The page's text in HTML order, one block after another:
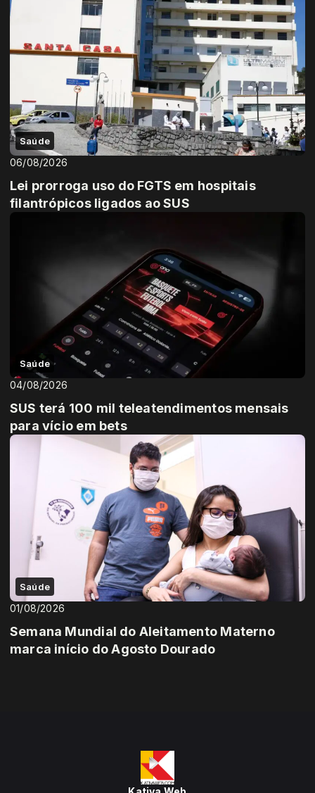
Saúde
06/08/2026
Lei prorroga uso do FGTS em hospitais
filantrópicos ligados ao SUS
Saúde
04/08/2026
SUS terá 100 mil teleatendimentos mensais
para vício em bets
Saúde
01/08/2026
Semana Mundial do Aleitamento Materno
marca início do Agosto Dourado